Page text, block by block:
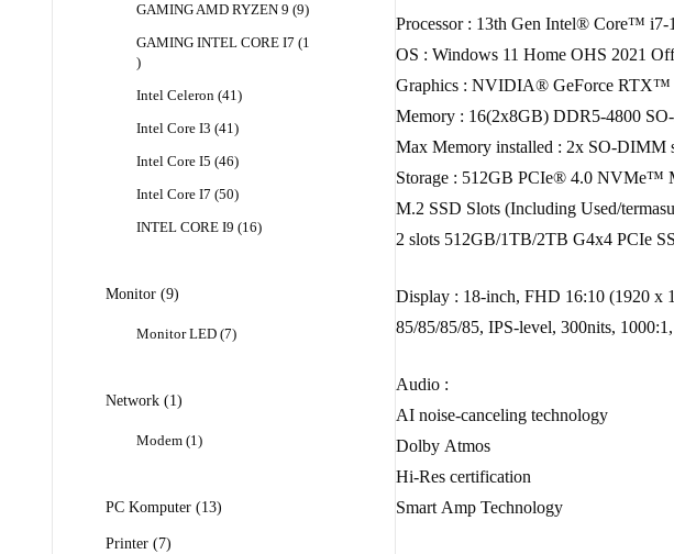
Processor : 13th Gen Intel® Core™ i7-
OS : Windows 11 Home OHS 2021
Graphics : NVIDIA® GeForce RTX™
Memory : 16(2x8GB) DDR5-4800
Max Memory installed : 2x SO-DIMM
Storage : 512GB PCIe® 4.0 NVMe™
M.2 SSD Slots (Including Used/
2 slots 512GB/1TB/2TB G4x4 PCIe
Display : 18-inch, FHD 16:10 (1920
85/85/85/85, IPS-level, 300nits,
Audio :
AI noise-canceling technology
Dolby Atmos
Hi-Res certification
Smart Amp Technology
GAMING AMD RYZEN 9 99
GAMING INTEL CORE I7
1
1
Intel Celeron 4141
Intel Core I3 4141
Intel Core I5 4646
Intel Core I7 5050
INTEL CORE I9
1616
Monitor 99
Monitor LED 77
Network 11
Modem 11
PC Komputer 1313
Printer
77